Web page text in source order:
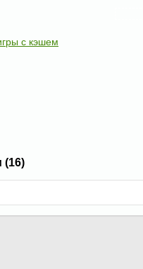
с кэшем
(16)